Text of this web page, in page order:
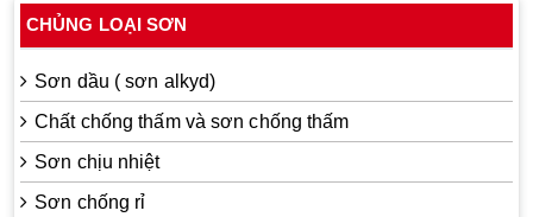
CHỦNG LOẠI SƠN
Sơn dầu ( sơn alkyd)
Chất chống thấm và sơn chống thấm
Sơn chịu nhiệt
Sơn chống rỉ